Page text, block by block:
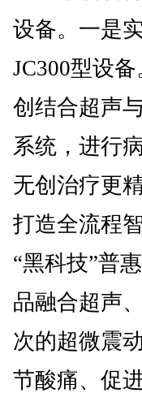
设备。一是
JC300型设
创结合超声
系统，进行
无创治疗更
打造全流程
“黑科技”普
品融合超声
次的超微震
节酸痛、促